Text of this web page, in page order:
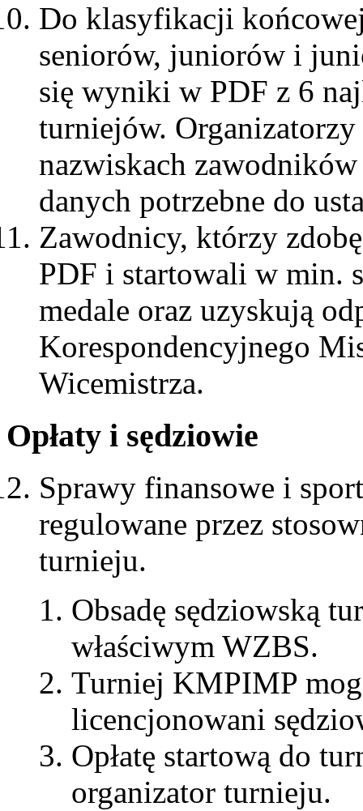
Do klasyfikacji
seniorów, juniorów i
się wyniki w PDF z 6
turniejów.
nazwiskach
danych potrzebne do
Zawodnicy, którzy
PDF i startowali w min.
medale oraz uzyskują
Korespondencyjnego
Wicemistrza.
Opłaty i sędziowie
Sprawy finansowe i
regulowane przez
turnieju.
Obsadę sędziowską
właściwym WZBS.
Turniej KMPIMP
licencjonowani
Opłatę startową do
organizator turnieju.